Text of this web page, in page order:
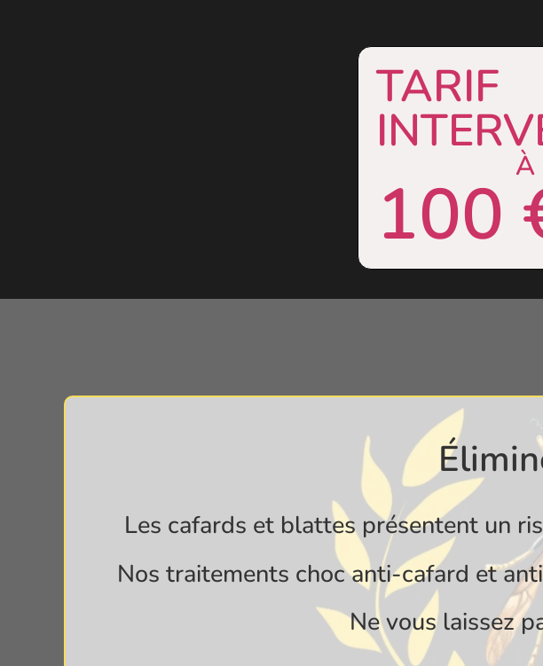
TARIF
À
100
Les cafards et blattes présentent un
Nos traitements choc anti-cafard et
Ne vous laissez